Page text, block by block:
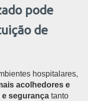
pode
de
hospitalares,
acolhedores e
segurança tanto